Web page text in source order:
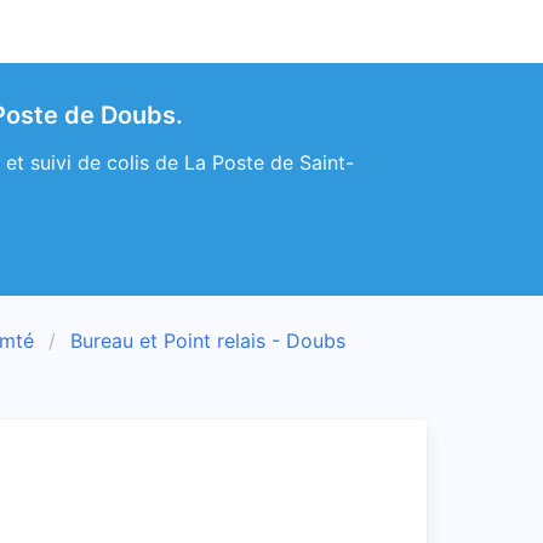
de Doubs.
suivi de colis de La Poste de Saint-
Bureau et Point relais - Doubs